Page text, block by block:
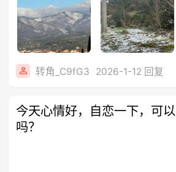
转角_C9fG3 2026-1-12 回复
今天心情好，自恋一下，可以
吗？